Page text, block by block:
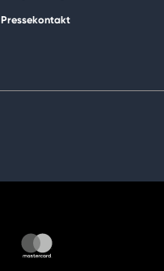
Pressekontakt